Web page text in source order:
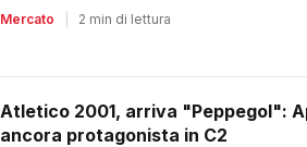
Mercato 2 min di lettura
Atletico 2001, arriva "Peppegol":
ancora protagonista in C2